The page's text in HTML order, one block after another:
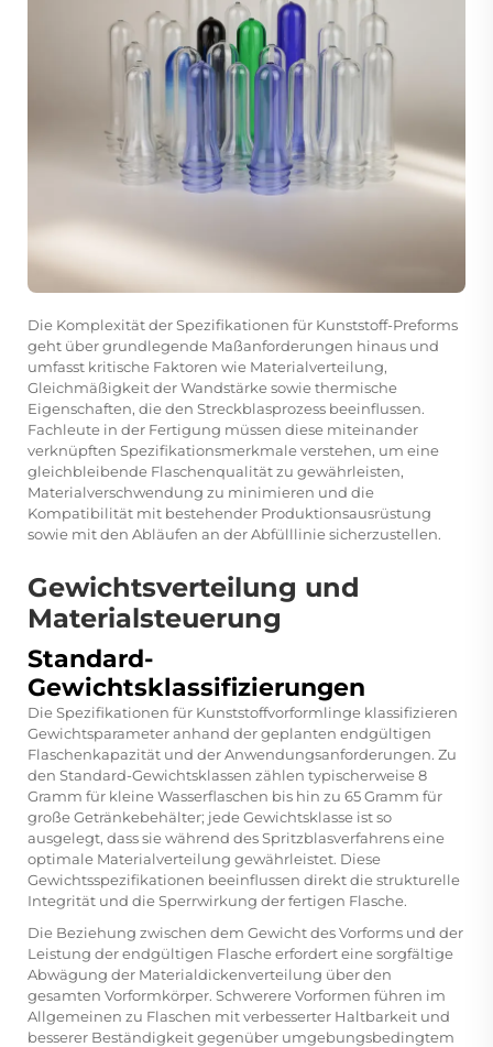
Die Komplexität der Spezifikationen für Kunststoff-Preforms
geht über grundlegende Maßanforderungen hinaus und
umfasst kritische Faktoren wie Materialverteilung,
Gleichmäßigkeit der Wandstärke sowie thermische
Eigenschaften, die den Streckblasprozess beeinflussen.
Fachleute in der Fertigung müssen diese miteinander
verknüpften Spezifikationsmerkmale verstehen, um eine
gleichbleibende Flaschenqualität zu gewährleisten,
Materialverschwendung zu minimieren und die
Kompatibilität mit bestehender Produktionsausrüstung
sowie mit den Abläufen an der Abfülllinie sicherzustellen.
Gewichtsverteilung und
Materialsteuerung
Standard-
Gewichtsklassifizierungen
Die Spezifikationen für Kunststoffvorformlinge klassifizieren
Gewichtsparameter anhand der geplanten endgültigen
Flaschenkapazität und der Anwendungsanforderungen. Zu
den Standard-Gewichtsklassen zählen typischerweise 8
Gramm für kleine Wasserflaschen bis hin zu 65 Gramm für
große Getränkebehälter; jede Gewichtsklasse ist so
ausgelegt, dass sie während des Spritzblasverfahrens eine
optimale Materialverteilung gewährleistet. Diese
Gewichtsspezifikationen beeinflussen direkt die strukturelle
Integrität und die Sperrwirkung der fertigen Flasche.
Die Beziehung zwischen dem Gewicht des Vorforms und der
Leistung der endgültigen Flasche erfordert eine sorgfältige
Abwägung der Materialdickenverteilung über den
gesamten Vorformkörper. Schwerere Vorformen führen im
Allgemeinen zu Flaschen mit verbesserter Haltbarkeit und
besserer Beständigkeit gegenüber umgebungsbedingtem